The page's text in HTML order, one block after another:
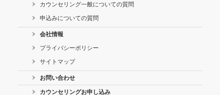
カウンセリング一般についての質問
申込みについての質問
会社情報
プライバシーポリシー
サイトマップ
お問い合わせ
カウンセリングお申し込み